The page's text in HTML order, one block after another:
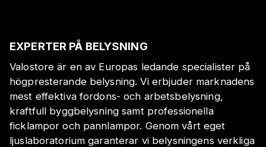
EXPERTER PÅ BELYSNING
Valostore är en av Europas ledande specialister på
högpresterande belysning. Vi erbjuder marknadens
mest effektiva fordons- och arbetsbelysning,
kraftfull byggbelysning samt professionella
ficklampor och pannlampor. Genom vårt eget
ljuslaboratorium garanterar vi belysningens verkliga